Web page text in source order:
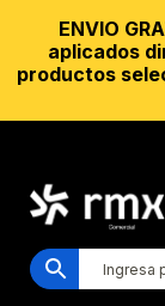
ENVIO
aplicados
productos